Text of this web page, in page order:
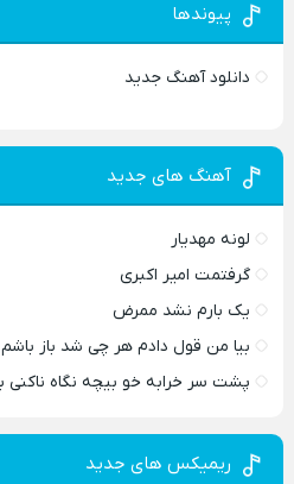
پیوندها
دانلود آهنگ جدید
آهنگ های جدید
لونه مهدیار
گرفتمت امیر اکبری
یک بارم نشد ممرض
بیا من قول دادم هر چی شد باز باشم
پشت سر خرابه خو بیچه نگاه ناکنی
ریمیکس های جدید